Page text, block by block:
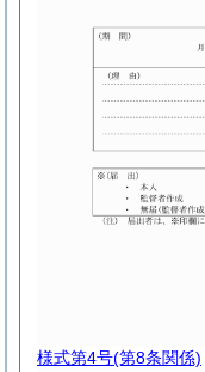
様式第4号(第8条関係)